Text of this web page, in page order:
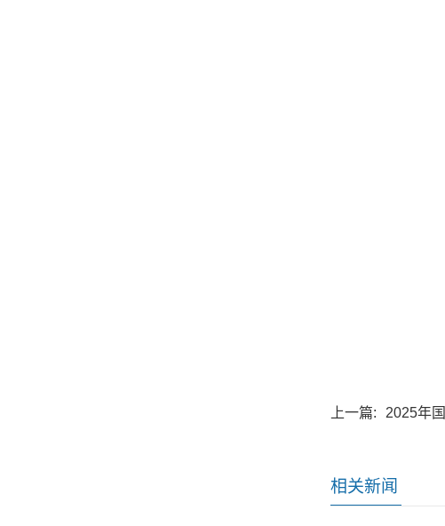
上一篇: 2025年
相关新闻